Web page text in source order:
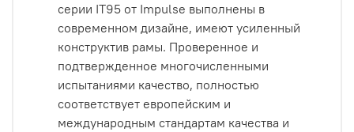
серии IT95 от Impulse выполнены в
современном дизайне, имеют усиленный
конструктив рамы. Проверенное и
подтвержденное многочисленными
испытаниями качество, полностью
соответствует европейским и
международным стандартам качества и